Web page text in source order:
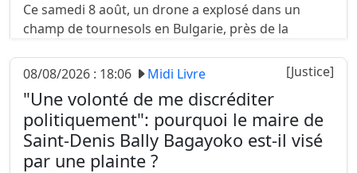
Ce samedi 8 août, un drone a explosé dans un
champ de tournesols en Bulgarie, près de la
compression du gazoduc transbalkanique. Aucune
08/08/2026 : 18:06 Midi Livre [Justice]
"Une volonté de me discréditer
politiquement": pourquoi le maire de
Saint-Denis Bally Bagayoko est-il visé
par une plainte ?